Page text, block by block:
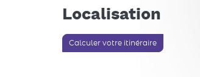
Localisation
Calculer votre itinéraire